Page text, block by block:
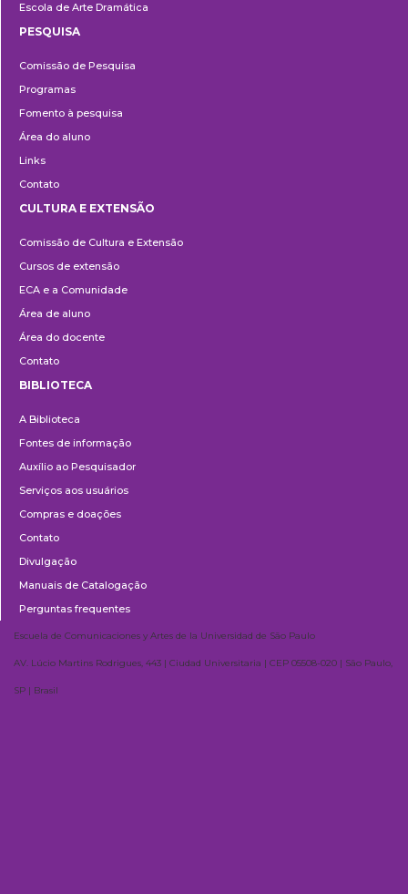
Escola de Arte Dramática
PESQUISA
Comissão de Pesquisa
Programas
Fomento à pesquisa
Área do aluno
Links
Contato
e
Extensão
CULTURA E EXTENSÃO
Comissão de Cultura e Extensão
Cursos de extensão
ECA e a Comunidade
Área de aluno
Área do docente
Contato
BIBLIOTECA
A Biblioteca
Fontes de informação
Auxílio ao Pesquisador
Serviços aos usuários
Compras e doações
Contato
Divulgação
Manuais de Catalogação
Perguntas frequentes
Escuela de Comunicaciones y Artes de la Universidad de São Paulo
AV. Lúcio Martins Rodrigues, 443 | Ciudad Universitaria | CEP 05508-020 | São Paulo,
SP | Brasil